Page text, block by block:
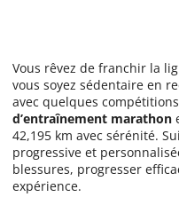
Vous rêvez de franchir la
vous soyez sédentaire en
avec quelques
d’entraînement marathon
42,195 km avec sérénité.
progressive et
blessures, progresser
expérience.